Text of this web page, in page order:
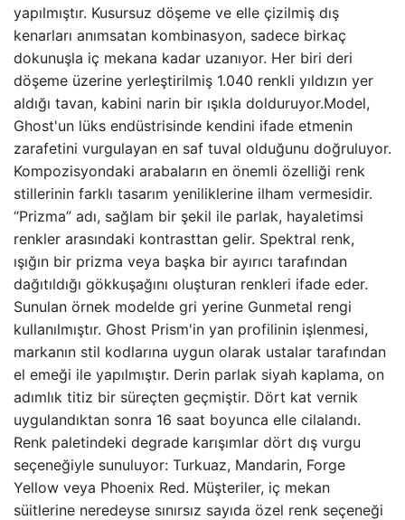
yapılmıştır. Kusursuz döşeme ve elle çizilmiş dış
kenarları anımsatan kombinasyon, sadece birkaç
dokunuşla iç mekana kadar uzanıyor. Her biri deri
döşeme üzerine yerleştirilmiş 1.040 renkli yıldızın yer
aldığı tavan, kabini narin bir ışıkla dolduruyor.Model,
Ghost'un lüks endüstrisinde kendini ifade etmenin
zarafetini vurgulayan en saf tuval olduğunu doğruluyor.
Kompozisyondaki arabaların en önemli özelliği renk
stillerinin farklı tasarım yeniliklerine ilham vermesidir.
“Prizma” adı, sağlam bir şekil ile parlak, hayaletimsi
renkler arasındaki kontrasttan gelir. Spektral renk,
ışığın bir prizma veya başka bir ayırıcı tarafından
dağıtıldığı gökkuşağını oluşturan renkleri ifade eder.
Sunulan örnek modelde gri yerine Gunmetal rengi
kullanılmıştır. Ghost Prism'in yan profilinin işlenmesi,
markanın stil kodlarına uygun olarak ustalar tarafından
el emeği ile yapılmıştır. Derin parlak siyah kaplama, on
adımlık titiz bir süreçten geçmiştir. Dört kat vernik
uygulandıktan sonra 16 saat boyunca elle cilalandı.
Renk paletindeki degrade karışımlar dört dış vurgu
seçeneğiyle sunuluyor: Turkuaz, Mandarin, Forge
Yellow veya Phoenix Red. Müşteriler, iç mekan
süitlerine neredeyse sınırsız sayıda özel renk seçeneği